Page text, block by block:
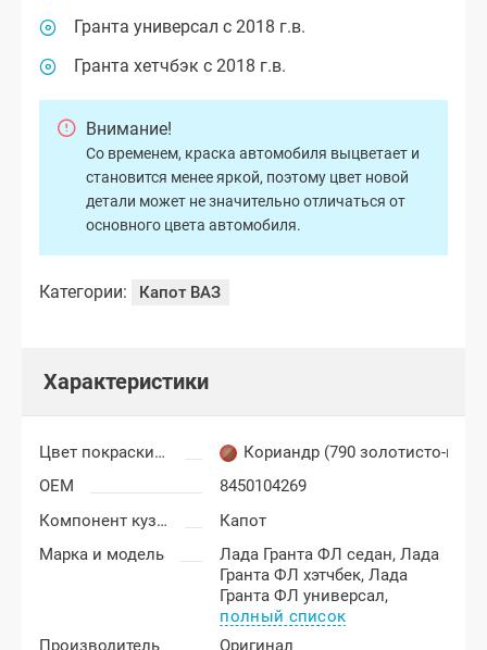
Гранта универсал с 2018 г.в.
Гранта хетчбэк с 2018 г.в.
Внимание!
Со временем, краска автомобиля выцветает и
становится менее яркой, поэтому цвет новой
детали может не значительно отличаться от
основного цвета автомобиля.
Категории: Капот ВАЗ
Характеристики
Цвет покраски Лада Гранта ФЛ (FL)
Кориандр (790 золотисто-
OEM
8450104269
Компонент кузова
Капот
Марка и модель
Лада Гранта ФЛ седан,Лада
Гранта ФЛ хэтчбек,Лада
Гранта ФЛ универсал,
полный список
Производитель
Оригинал